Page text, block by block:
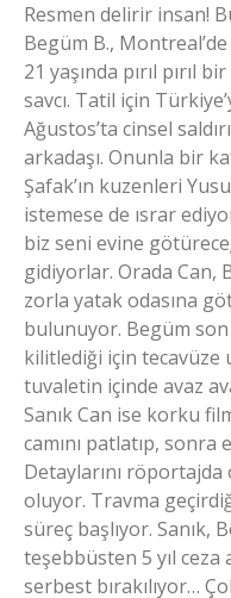
Resmen delirir insan!
Begüm B.,
21 yaşında pırıl pırıl
savcı. Tatil için
Ağustos’ta cinsel
arkadaşı. Onunla bir
Şafak’ın kuzenleri
istemese de ısrar
biz seni evine
gidiyorlar. Orada Can,
zorla yatak odasına
bulunuyor. Begüm
kilitlediği için
tuvaletin içinde avaz
Sanık Can ise korku
camını patlatıp,
Detaylarını
oluyor. Travma
süreç başlıyor. Sanık,
teşebbüsten 5 yıl ceza
serbest bırakılıyor…